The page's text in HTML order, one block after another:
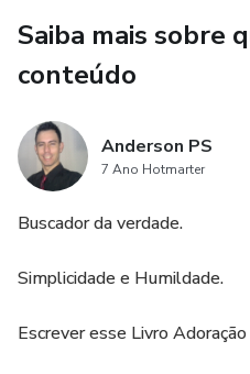
Saiba mais sobre
conteúdo
Anderson PS
7 Ano Hotmarter
Buscador da verdade.
Simplicidade e Humildade.
Escrever esse Livro